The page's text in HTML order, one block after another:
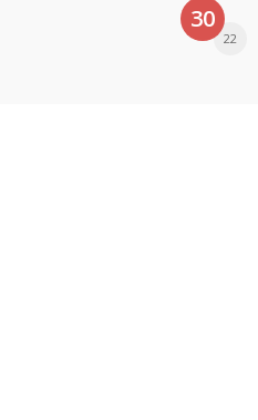
30
22